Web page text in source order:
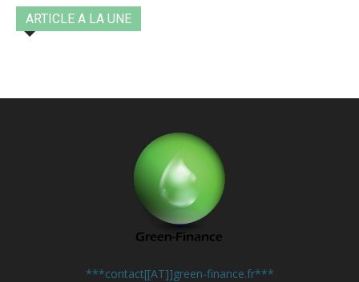
ARTICLE A LA UNE
***contact[[AT]]green-finance.fr***